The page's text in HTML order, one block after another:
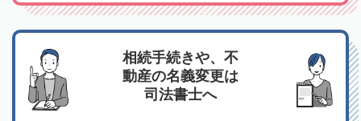
相続手続きや、不
動産の名義変更は
司法書士へ